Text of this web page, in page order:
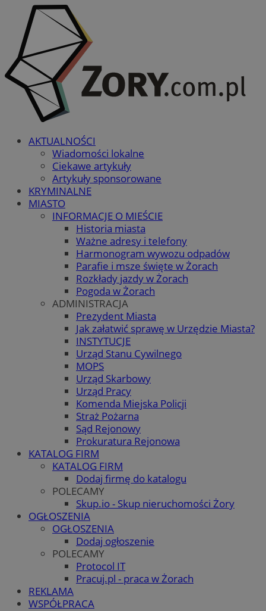
AKTUALNOŚCI
Wiadomości lokalne
Ciekawe artykuły
Artykuły sponsorowane
KRYMINALNE
MIASTO
INFORMACJE O MIEŚCIE
Historia miasta
Ważne adresy i telefony
Harmonogram wywozu odpadów
Parafie i msze święte w Żorach
Rozkłady jazdy w Żorach
Pogoda w Żorach
ADMINISTRACJA
Prezydent Miasta
Jak załatwić sprawę w Urzędzie Miasta?
INSTYTUCJE
Urząd Stanu Cywilnego
MOPS
Urząd Skarbowy
Urząd Pracy
Komenda Miejska Policji
Straż Pożarna
Sąd Rejonowy
Prokuratura Rejonowa
KATALOG FIRM
KATALOG FIRM
Dodaj firmę do katalogu
POLECAMY
Skup.io - Skup nieruchomości Żory
OGŁOSZENIA
OGŁOSZENIA
Dodaj ogłoszenie
POLECAMY
Protocol IT
Pracuj.pl - praca w Żorach
REKLAMA
WSPÓŁPRACA